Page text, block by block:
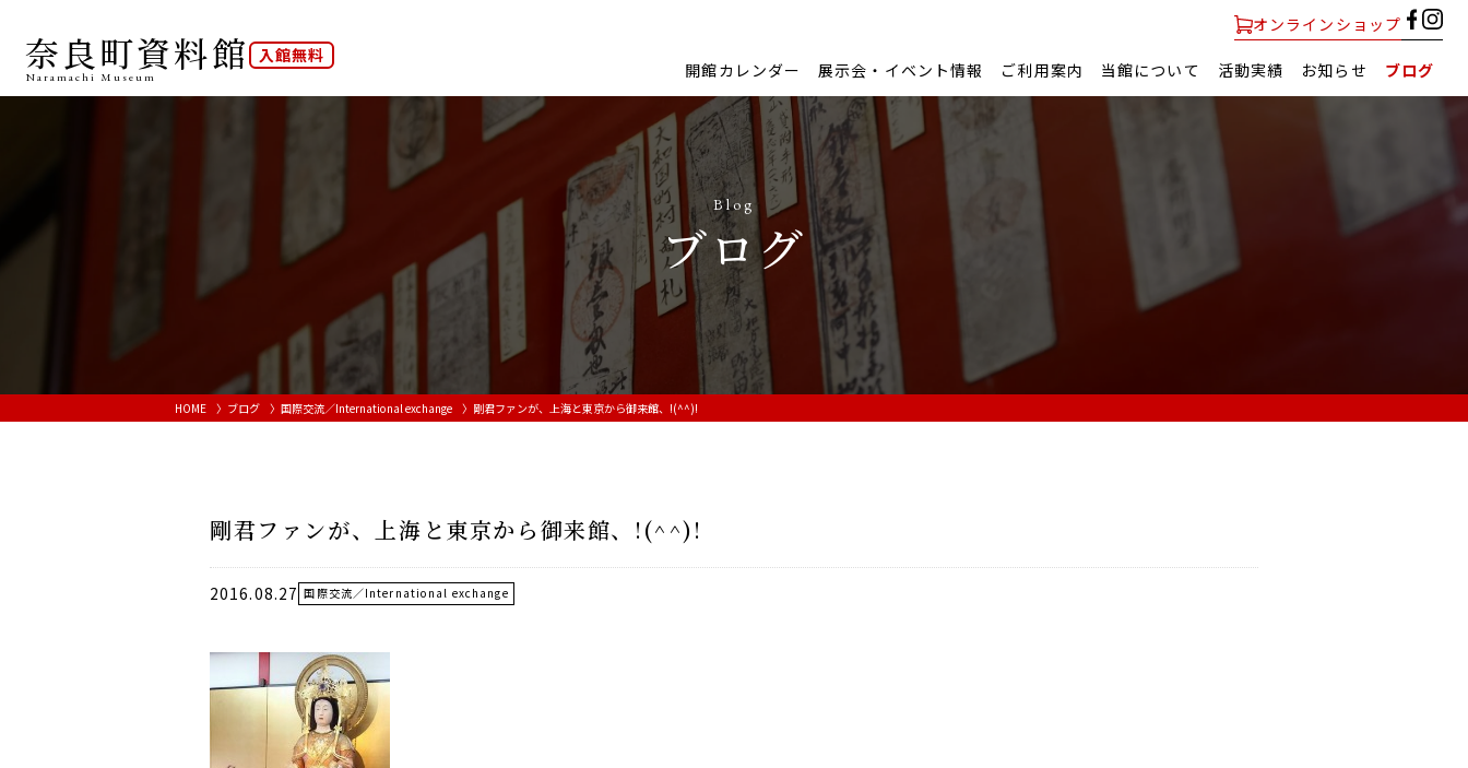
オンラインショップ
奈良町資料館
Naramachi Museum
入館無料
開館カレンダー 展示会・イベント情報 ご利用案内 当館について 活動実績 お知らせ ブログ
Blog
ブログ
HOME ブログ 国際交流／International exchange 剛君ファンが、上海と東京から御来館、!(^^)!
剛君ファンが、上海と東京から御来館、!(^^)!
2016.08.27 国際交流／International exchange